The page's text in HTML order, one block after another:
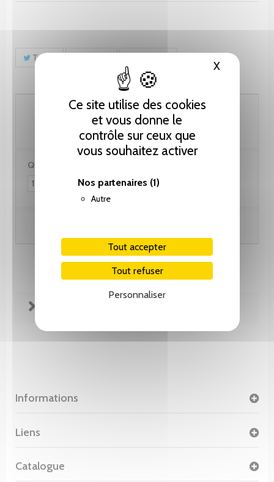
Ce site utilise des cookies
et vous donne le
contrôle sur ceux que
vous souhaitez activer
Nos partenaires (1)
Autre
Tout accepter
Tout refuser
Personnaliser
XMasquer
Tweet
41.05 CHF
Quantité :
Informations
Liens
Catalogue